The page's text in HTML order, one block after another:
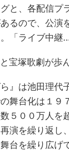
と、各配信プ
るので、公演
「ライブ中継
塚歌劇が歩
ら』は池田理代
舞台化は１９
５００万人を
演を繰り返し
台を繰り広げ